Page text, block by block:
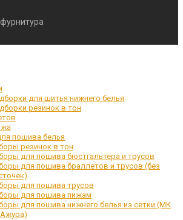
для шитья нижнего белья
резинок в тон
пошива белья
резинок в тон
для пошива бюстгальтера и трусов
для пошива браллетов и трусов (без
для пошива трусов
для пошива пижам
для пошива нижнего белья из сетки (МК